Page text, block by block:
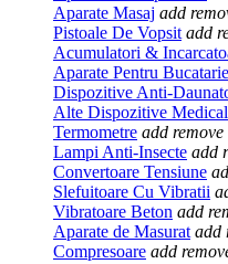
Aparate Masaj add
Pistoale De Vopsit add
Acumulatori &
Aparate Pentru Bucatarie
Dispozitive Anti-
Alte Dispozitive
Termometre add remove
Lampi Anti-Insecte add
Convertoare Tensiune
Slefuitoare Cu Vibratii
Vibratoare Beton add
Aparate de Masurat add
Compresoare add